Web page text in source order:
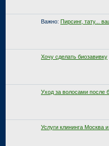
Важно: Пирсинг, тату...
Хочу сделать биозавивку
Уход за волосами после
Услуги клининга Москва